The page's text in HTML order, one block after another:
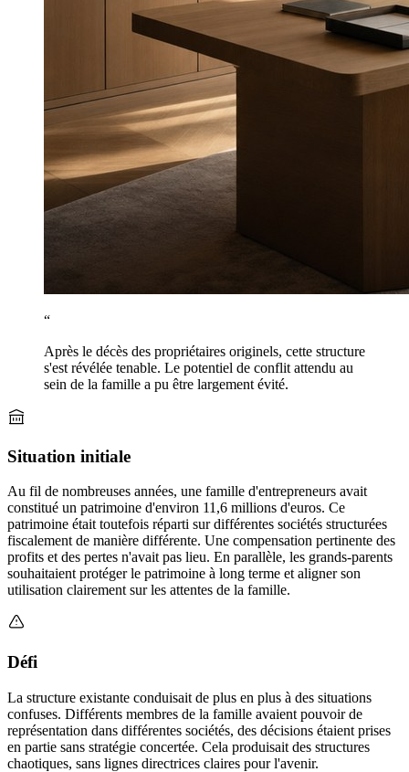
“
Après le décès des propriétaires originels, cette structure
s'est révélée tenable. Le potentiel de conflit attendu au
sein de la famille a pu être largement évité.
Situation initiale
Au fil de nombreuses années, une famille d'entrepreneurs avait
constitué un patrimoine d'environ 11,6 millions d'euros. Ce
patrimoine était toutefois réparti sur différentes sociétés structurées
fiscalement de manière différente. Une compensation pertinente des
profits et des pertes n'avait pas lieu. En parallèle, les grands-parents
souhaitaient protéger le patrimoine à long terme et aligner son
utilisation clairement sur les attentes de la famille.
Défi
La structure existante conduisait de plus en plus à des situations
confuses. Différents membres de la famille avaient pouvoir de
représentation dans différentes sociétés, des décisions étaient prises
en partie sans stratégie concertée. Cela produisait des structures
chaotiques, sans lignes directrices claires pour l'avenir.